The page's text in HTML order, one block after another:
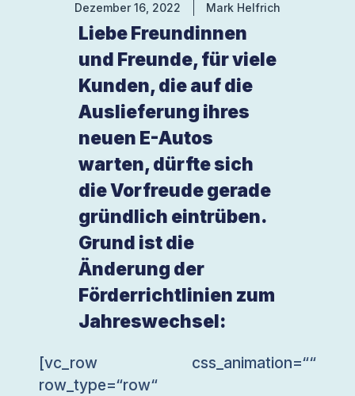
Dezember 16, 2022 Mark Helfrich
Liebe Freundinnen
und Freunde, für viele
Kunden, die auf die
Auslieferung ihres
neuen E-Autos
warten, dürfte sich
die Vorfreude gerade
gründlich eintrüben.
Grund ist die
Änderung der
Förderrichtlinien zum
Jahreswechsel:
[vc_row css_animation=““
row_type=“row“